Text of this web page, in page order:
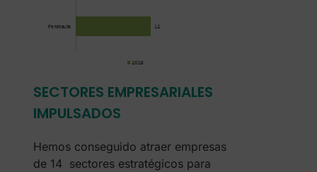
SECTORES EMPRESARIALES
IMPULSADOS
Hemos conseguido atraer empresas
de 14 sectores estratégicos para